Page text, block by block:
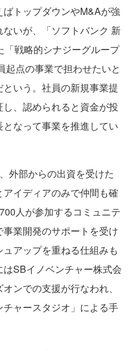
トップダウンやM&Aが強
いが、「ソフトバンク 新
戦略的シナジーグループ
点の事業で担わせたいと
いう。社員の新規事業提
、認められると資金が投
なって事業を推進してい
外部からの出資を受けた
イディアのみで仲間も確
人が参加するコミュニテ
業開発のサポートを受け
アップを重ねる仕組みも
SBイノベンチャー株式会
ンでの支援が行なわれ、
ャースタジオ」による手